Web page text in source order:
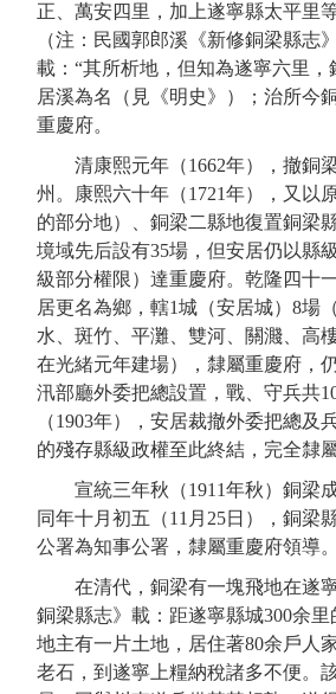
正、萬安四里，加上遂寧縣太平里
（注：民國郭郎溪《新修銅梁縣志
載： “其所析地，但知為遂寧六里，
居溪為名
（ 見《明史》 ） ； 治所今
重慶府。
清康熙元年（1662年）， 撤銅
州。康熙六十年（1721年），又以
的部分地）、銅梁二縣地復置銅梁
境域先后設有35場， 但安居仍以縣
級部分權限）達重慶府。乾隆四十
居更名為鄉，轄1城（安居城）8場
水、斑竹、平灘、雙河、關濺、高
在光緒元年建場），隸屬重慶府，
汛部廳外委把總設置，戰、守兵共
（1903年），安居裁撤外委把總及
的殘存縣級政權至此終結， 完全隸
宣統三年秋（1911年秋）銅梁
同年十月初五 （11月25日 ） ， 銅梁
公署為知事公署， 隸屬重慶府領導。
在清代，銅梁有一塊飛地在遂
銅梁縣志》載 ： 距遂寧縣城300余里
地主有一片土地，居住著80余戶人
老石，到遂寧上糧納稅諸多不便。